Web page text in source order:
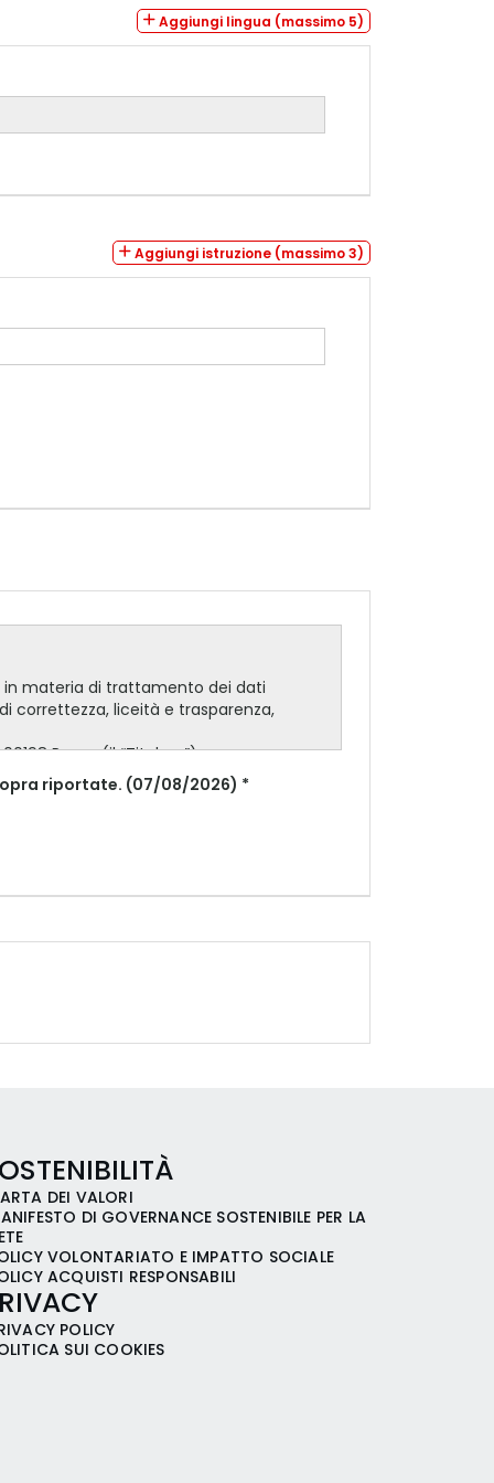
Aggiungi lingua (massimo 5)
Aggiungi istruzione (massimo 3)
riportate. (07/08/2026) *
DEI VALORI
DI GOVERNANCE SOSTENIBILE PER LA
VOLONTARIATO E IMPATTO SOCIALE
ACQUISTI RESPONSABILI
POLICY
SUI COOKIES